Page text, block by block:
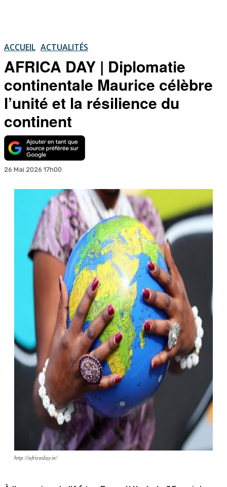
ACCUEIL ACTUALITÉS
AFRICA DAY | Diplomatie
continentale Maurice célèbre
l’unité et la résilience du
continent
26 Mai 2026 17h00
http://africaday.ie/